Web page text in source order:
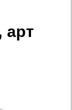
арт